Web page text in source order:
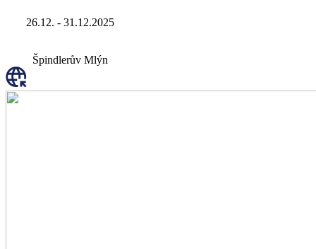
26.12. - 31.12.2025
Špindlerův Mlýn